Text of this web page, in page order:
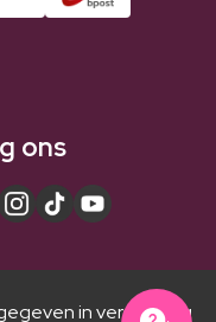
ons
in vergelijking